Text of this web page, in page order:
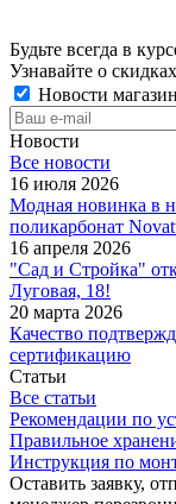
Будьте всегда в
Узнавайте о
Новости
Новости
Все новости
16 июля 2026
Модная новинка в
поликарбонат
16 апреля 2026
"Сад и Стройка"
Луговая, 18!
20 марта 2026
Качество
сертификацию
Статьи
Все статьи
Рекомендации по
Правильное
Инструкция по
Оставить заявку,